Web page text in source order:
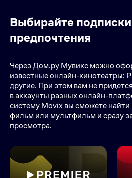
Выбирайте
предпочтения
Через Дом.ру Мувикс можно
известные онлайн-кинотеатры:
другие. При этом вам не
в аккаунты разных онлайн-
систему Movix вы сможете
фильм или мультфильм и сразу
просмотра.